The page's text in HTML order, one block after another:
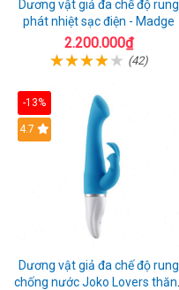
Dương vật giả đa chế độ rung
phát nhiệt sạc điện - Madge
2.200.000₫
(42)
-13%
Hot
4.7
Dương vật giả đa chế độ rung
chống nước Joko Lovers thăng